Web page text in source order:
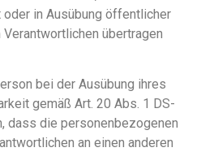
in Ausübung öffentlicher
übertragen
bei der Ausübung ihres
gemäß Art. 20 Abs. 1 DS-
dass die personenbezogenen
an einen anderen